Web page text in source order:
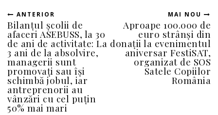
ANTERIOR
Bilanțul școlii de
afaceri ASEBUSS, la 30
de ani de activitate: La
3 ani de la absolvire,
managerii sunt
promovați sau își
schimbă jobul, iar
antreprenorii au
vânzări cu cel puțin
50% mai mari
MAI NOU
Aproape 100.000 de
euro strânși din
donații la evenimentul
aniversar FestiSAT,
organizat de SOS
Satele Copiilor
România